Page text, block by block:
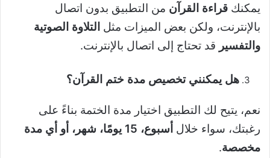
يمكنك قراءة القرآن من التطبيق بدون اتصال
بالإنترنت، ولكن بعض الميزات مثل التلاوة الصوتية
والتفسير قد تحتاج إلى اتصال بالإنترنت.
هل يمكنني تخصيص مدة ختم القرآن؟
نعم، يتيح لك التطبيق اختيار مدة الختمة بناءً على
رغبتك، سواء خلال
أسبوع، 15 يومًا، شهر، أو أي مدة
مخصصة.